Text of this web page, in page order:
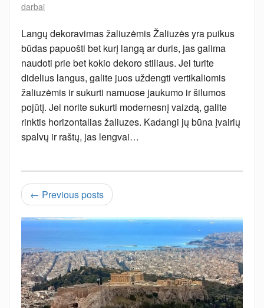
darbai
Langų dekoravimas žaliuzėmis Žaliuzės yra puikus
būdas papuošti bet kurį langą ar duris, jas galima
naudoti prie bet kokio dekoro stiliaus. Jei turite
didelius langus, galite juos uždengti vertikaliomis
žaliuzėmis ir sukurti namuose jaukumo ir šilumos
pojūtį. Jei norite sukurti modernesnį vaizdą, galite
rinktis horizontalias žaliuzes. Kadangi jų būna įvairių
spalvų ir raštų, jas lengvai…
← Previous posts